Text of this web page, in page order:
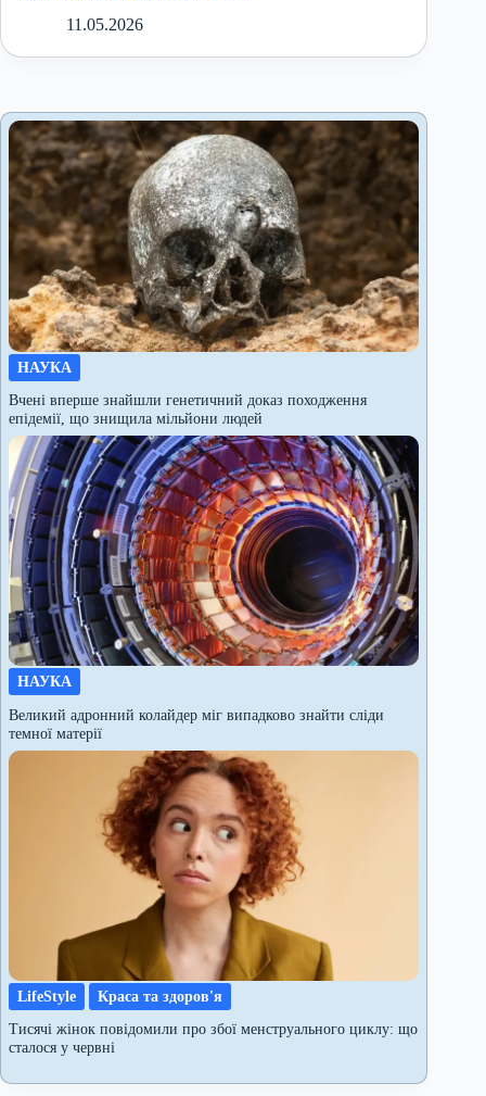
11.05.2026
НАУКА
Вчені вперше знайшли генетичний доказ походження
епідемії, що знищила мільйони людей
НАУКА
Великий адронний колайдер міг випадково знайти сліди
темної матерії
LifeStyle
Краса та здоров'я
Тисячі жінок повідомили про збої менструального циклу: що
сталося у червні